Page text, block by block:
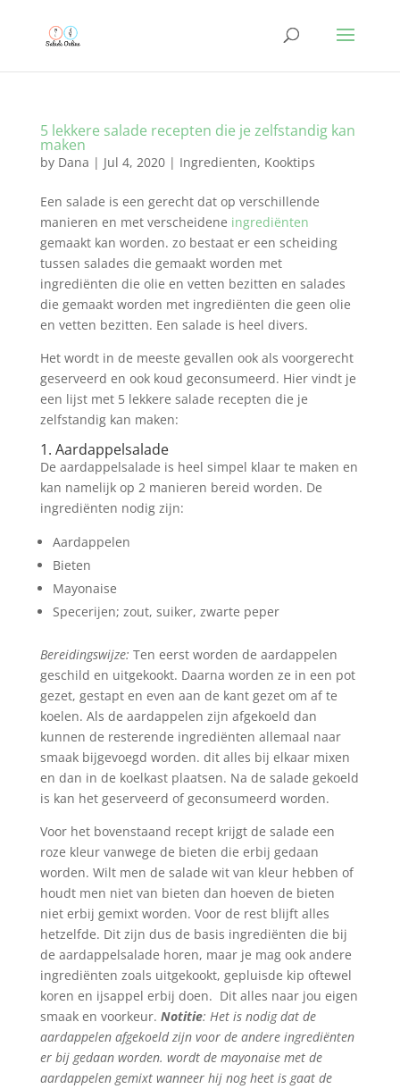
5 lekkere salade recepten die je zelfstandig kan
maken
by Dana | Jul 4, 2020| Ingredienten, Kooktips
Een salade is een gerecht dat op verschillende
manieren en met verscheidene ingrediënten
gemaakt kan worden. zo bestaat er een scheiding
tussen salades die gemaakt worden met
ingrediënten die olie en vetten bezitten en salades
die gemaakt worden met ingrediënten die geen olie
en vetten bezitten. Een salade is heel divers.
Het wordt in de meeste gevallen ook als voorgerecht
geserveerd en ook koud geconsumeerd. Hier vindt je
een lijst met 5 lekkere salade recepten die je
zelfstandig kan maken:
1. Aardappelsalade
De aardappelsalade is heel simpel klaar te maken en
kan namelijk op 2 manieren bereid worden. De
ingrediënten nodig zijn:
Aardappelen
Bieten
Mayonaise
Specerijen; zout, suiker, zwarte peper
Bereidingswijze: Ten eerst worden de aardappelen
geschild en uitgekookt. Daarna worden ze in een pot
gezet, gestapt en even aan de kant gezet om af te
koelen. Als de aardappelen zijn afgekoeld dan
kunnen de resterende ingrediënten allemaal naar
smaak bijgevoegd worden. dit alles bij elkaar mixen
en dan in de koelkast plaatsen. Na de salade gekoeld
is kan het geserveerd of geconsumeerd worden.
Voor het bovenstaand recept krijgt de salade een
roze kleur vanwege de bieten die erbij gedaan
worden. Wilt men de salade wit van kleur hebben of
houdt men niet van bieten dan hoeven de bieten
niet erbij gemixt worden. Voor de rest blijft alles
hetzelfde. Dit zijn dus de basis ingrediënten die bij
de aardappelsalade horen, maar je mag ook andere
ingrediënten zoals uitgekookt, gepluisde kip oftewel
koren en ijsappel erbij doen. Dit alles naar jou eigen
smaak en voorkeur. Notitie: Het is nodig dat de
aardappelen afgekoeld zijn voor de andere ingrediënten
er bij gedaan worden. wordt de mayonaise met de
aardappelen gemixt wanneer hij nog heet is gaat de